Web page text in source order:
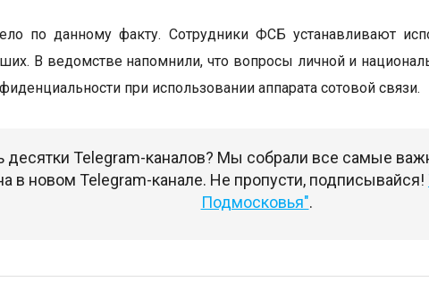
по данному факту. Сотрудники ФСБ устанавливают
В ведомстве напомнили, что вопросы личной и
при использовании аппарата сотовой связи.
десятки Telegram-каналов? Мы собрали все самые
в новом Telegram-канале. Не пропусти, подписывайся!
Подмосковья".